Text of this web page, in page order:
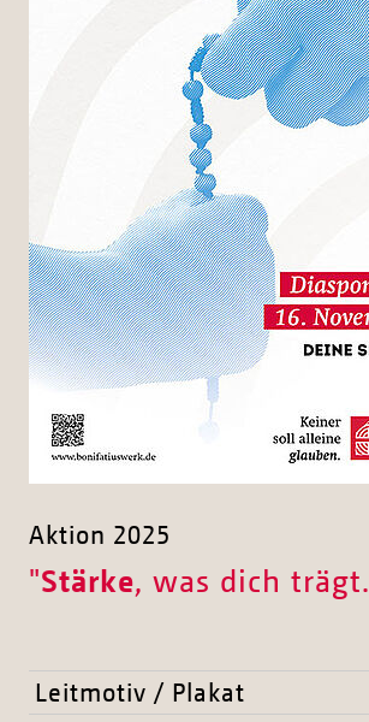
Aktion 2025
"Stärke, was dich
Leitmotiv / Plakat